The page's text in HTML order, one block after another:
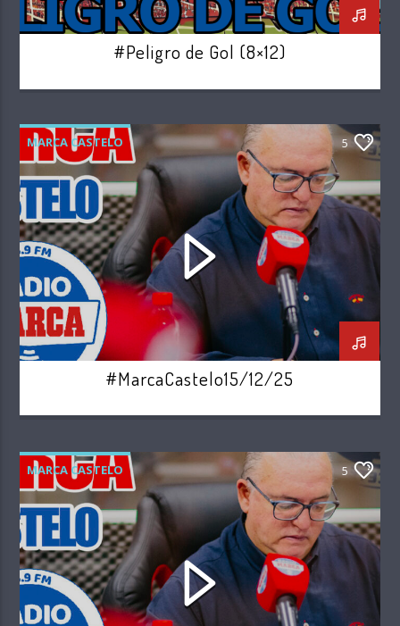
#Peligro de Gol (8×12)
MARCA CASTELO 5
#MarcaCastelo15/12/25
MARCA CASTELO 5